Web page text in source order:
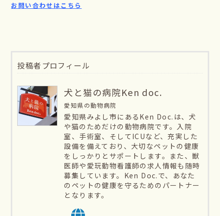
お問い合わせはこちら
投稿者プロフィール
犬と猫の病院Ken doc.
愛知県の動物病院
愛知県みよし市にあるKen Doc.は、犬
や猫のためだけの動物病院です。入院
室、手術室、そしてICUなど、充実した
設備を備えており、大切なペットの健康
をしっかりとサポートします。また、獣
医師や愛玩動物看護師の求人情報も随時
募集しています。Ken Doc.で、あなた
のペットの健康を守るためのパートナー
となります。